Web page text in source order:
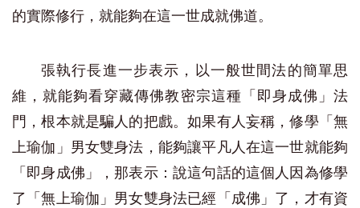
的實際修行，就能夠在這一世成就佛道。
張執行長進一步表示，以一般世間法的簡單思
維，就能夠看穿藏傳佛教密宗這種「即身成佛」法
門，根本就是騙人的把戲。如果有人妄稱，修學「無
上瑜伽」男女雙身法，能夠讓平凡人在這一世就能夠
「即身成佛」，那表示：說這句話的這個人因為修學
了「無上瑜伽」男女雙身法已經「成佛」了，才有資